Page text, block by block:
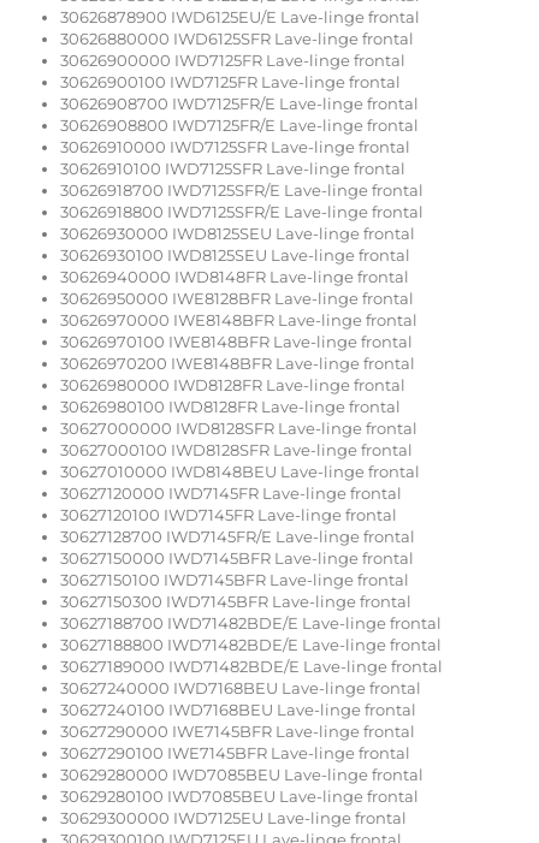
30626878900 IWD6125EU/E Lave-linge frontal
30626880000 IWD6125SFR Lave-linge frontal
30626900000 IWD7125FR Lave-linge frontal
30626900100 IWD7125FR Lave-linge frontal
30626908700 IWD7125FR/E Lave-linge frontal
30626908800 IWD7125FR/E Lave-linge frontal
30626910000 IWD7125SFR Lave-linge frontal
30626910100 IWD7125SFR Lave-linge frontal
30626918700 IWD7125SFR/E Lave-linge frontal
30626918800 IWD7125SFR/E Lave-linge frontal
30626930000 IWD8125SEU Lave-linge frontal
30626930100 IWD8125SEU Lave-linge frontal
30626940000 IWD8148FR Lave-linge frontal
30626950000 IWE8128BFR Lave-linge frontal
30626970000 IWE8148BFR Lave-linge frontal
30626970100 IWE8148BFR Lave-linge frontal
30626970200 IWE8148BFR Lave-linge frontal
30626980000 IWD8128FR Lave-linge frontal
30626980100 IWD8128FR Lave-linge frontal
30627000000 IWD8128SFR Lave-linge frontal
30627000100 IWD8128SFR Lave-linge frontal
30627010000 IWD8148BEU Lave-linge frontal
30627120000 IWD7145FR Lave-linge frontal
30627120100 IWD7145FR Lave-linge frontal
30627128700 IWD7145FR/E Lave-linge frontal
30627150000 IWD7145BFR Lave-linge frontal
30627150100 IWD7145BFR Lave-linge frontal
30627150300 IWD7145BFR Lave-linge frontal
30627188700 IWD71482BDE/E Lave-linge frontal
30627188800 IWD71482BDE/E Lave-linge frontal
30627189000 IWD71482BDE/E Lave-linge frontal
30627240000 IWD7168BEU Lave-linge frontal
30627240100 IWD7168BEU Lave-linge frontal
30627290000 IWE7145BFR Lave-linge frontal
30627290100 IWE7145BFR Lave-linge frontal
30629280000 IWD7085BEU Lave-linge frontal
30629280100 IWD7085BEU Lave-linge frontal
30629300000 IWD7125EU Lave-linge frontal